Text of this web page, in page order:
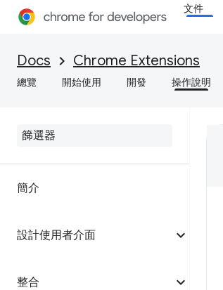
文件
Docs Chrome Extensions
總覽 開始使用 開發 操作說明
簡介
設計使用者介面
整合